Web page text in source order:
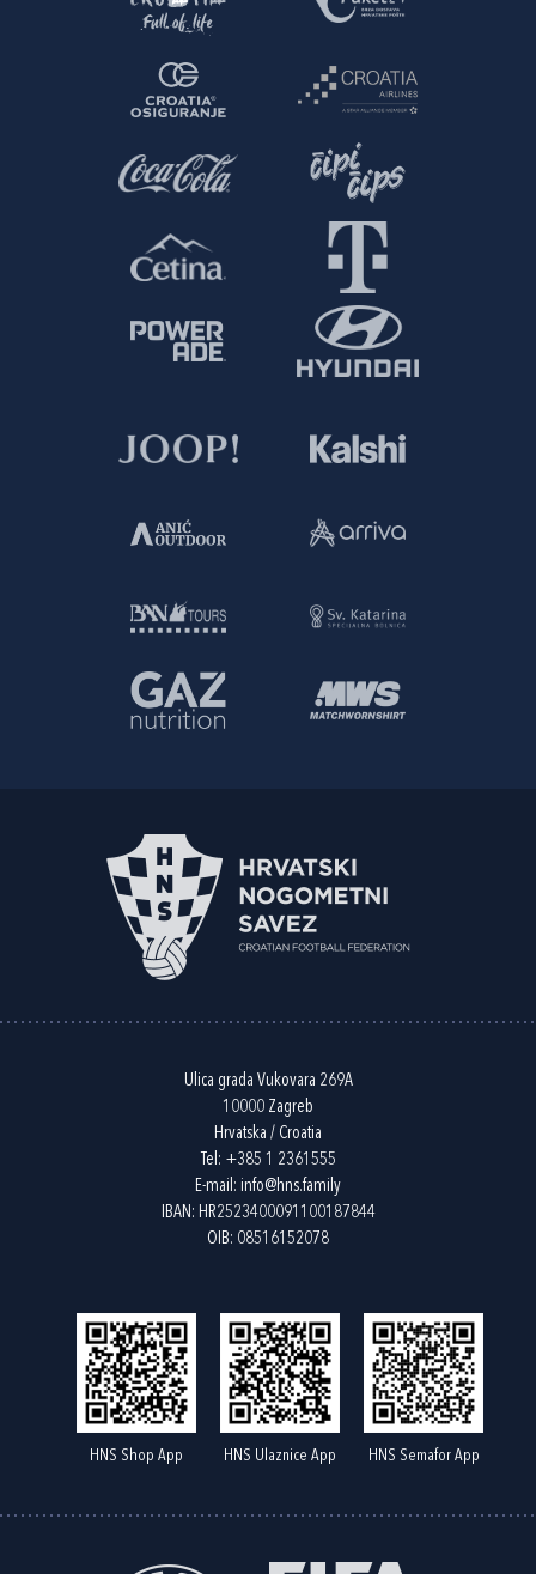
Ulica grada Vukovara 269A
10000 Zagreb
Hrvatska / Croatia
Tel: +385 1 2361555
E-mail: info@hns.family
IBAN: HR2523400091100187844
OIB: 08516152078
HNS Shop App HNS Ulaznice App HNS Semafor App